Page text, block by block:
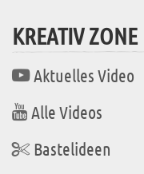
KREATIV ZONE
Aktuelles Video
Alle Videos
Bastelideen